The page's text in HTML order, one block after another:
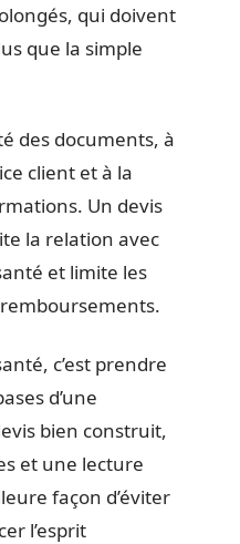
qui doivent
que la simple
des documents, à
client et à la
Un devis
la relation avec
et limite les
c’est prendre
d’une
bien construit,
et une lecture
façon d’éviter
l’esprit